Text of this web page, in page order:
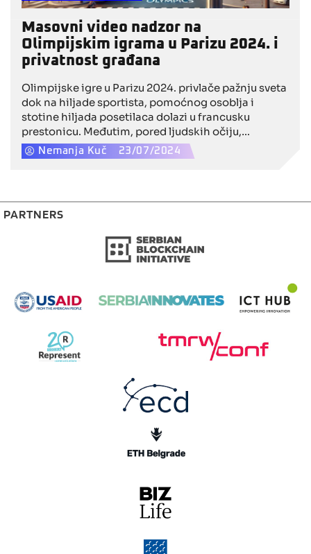
Masovni video nadzor na
Olimpijskim igrama u Parizu 2024. i
privatnost građana
Olimpijske igre u Parizu 2024. privlače pažnju sveta
dok na hiljade sportista, pomoćnog osoblja i
stotine hiljada posetilaca dolazi u francusku
prestonicu. Međutim, pored ljudskih očiju,
događaje će tokom sportskog događaja pratiti i
sofisticirani sistemi veštačke inteligencije za
širom Francuske, što će im omogućiti testiranje AI
softvera na građanima i posetiocima.
Nemanja Kuč 23/07/2024
PARTNERS